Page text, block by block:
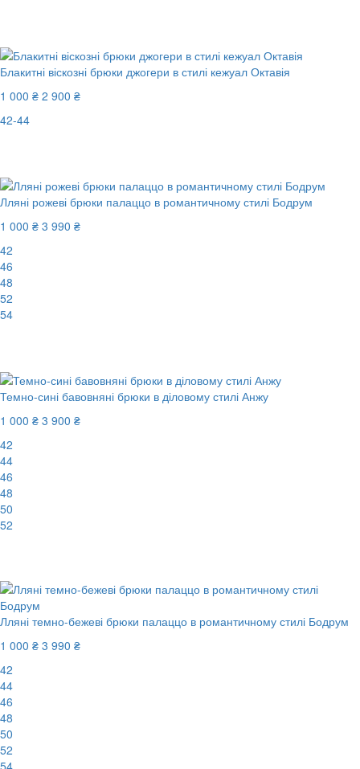
Блакитні віскозні брюки джогери в стилі кежуал Октавія
1 000 ₴ 2 900 ₴
42-44
Лляні рожеві брюки палаццо в романтичному стилі Бодрум
1 000 ₴ 3 990 ₴
42
46
48
52
54
Темно-сині бавовняні брюки в діловому стилі Анжу
1 000 ₴ 3 900 ₴
42
44
46
48
50
52
Лляні темно-бежеві брюки палаццо в романтичному стилі Бодрум
1 000 ₴ 3 990 ₴
42
44
46
48
50
52